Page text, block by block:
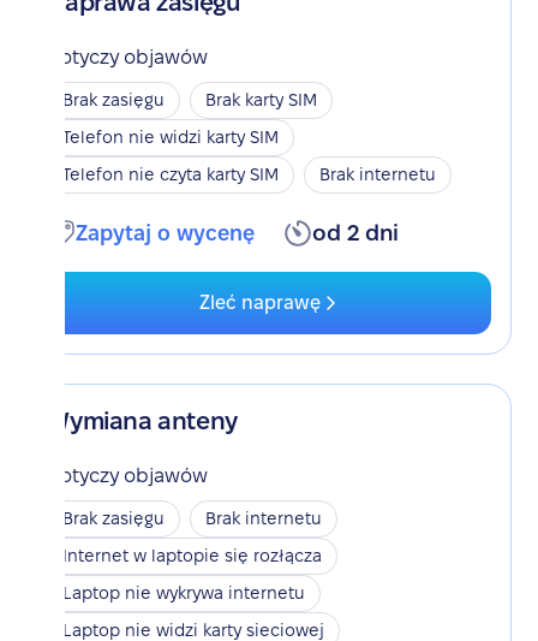
Dotyczy objawów
Brak zasięgu
Brak karty SIM
Telefon nie widzi karty SIM
Telefon nie czyta karty SIM
Brak internetu
Zapytaj o wycenę od 2 dni
Zleć naprawę
Wymiana anteny
Dotyczy objawów
Brak zasięgu
Brak internetu
Internet w laptopie się rozłącza
Laptop nie wykrywa internetu
Laptop nie widzi karty sieciowej